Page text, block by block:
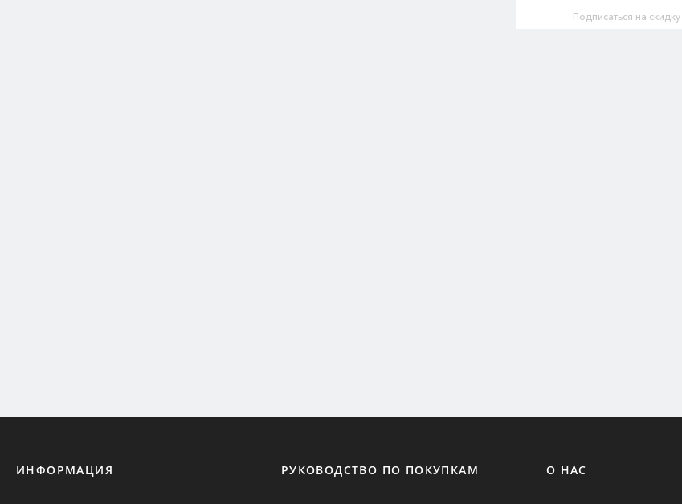
Подписаться на скидку
ИНФОРМАЦИЯ РУКОВОДСТВО ПО ПОКУПКАМ О НАС